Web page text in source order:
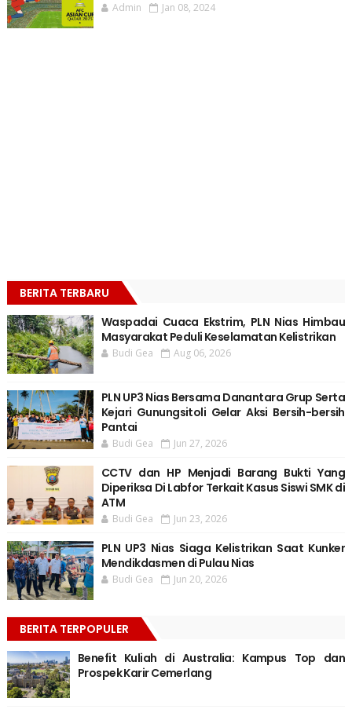
Admin Jan 08, 2024
BERITA TERBARU
Waspadai Cuaca Ekstrim, PLN Nias Himbau
Masyarakat Peduli Keselamatan Kelistrikan
Budi Gea Aug 06, 2026
PLN UP3 Nias Bersama Danantara Grup Serta
Kejari Gunungsitoli Gelar Aksi Bersih-bersih
Pantai
Budi Gea Jun 27, 2026
CCTV dan HP Menjadi Barang Bukti Yang
Diperiksa Di Labfor Terkait Kasus Siswi SMK di
ATM
Budi Gea Jun 23, 2026
PLN UP3 Nias Siaga Kelistrikan Saat Kunker
Mendikdasmen di Pulau Nias
Budi Gea Jun 20, 2026
BERITA TERPOPULER
Benefit Kuliah di Australia: Kampus Top dan
Prospek Karir Cemerlang